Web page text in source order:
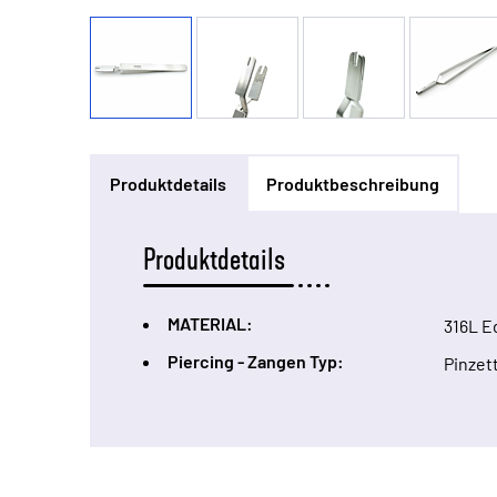
Produktdetails Produktbeschreibung
Produktdetails
MATERIAL:
316L
Piercing - Zangen Typ: